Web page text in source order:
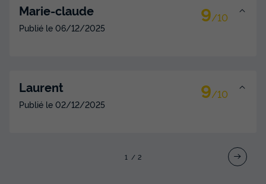
Marie-claude 9/10
Publié le 06/12/2025
Laurent 9/10
Publié le 02/12/2025
1 2